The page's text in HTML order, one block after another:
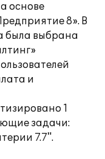
основе
8». В
была выбрана
и
1
задачи:
7.7".